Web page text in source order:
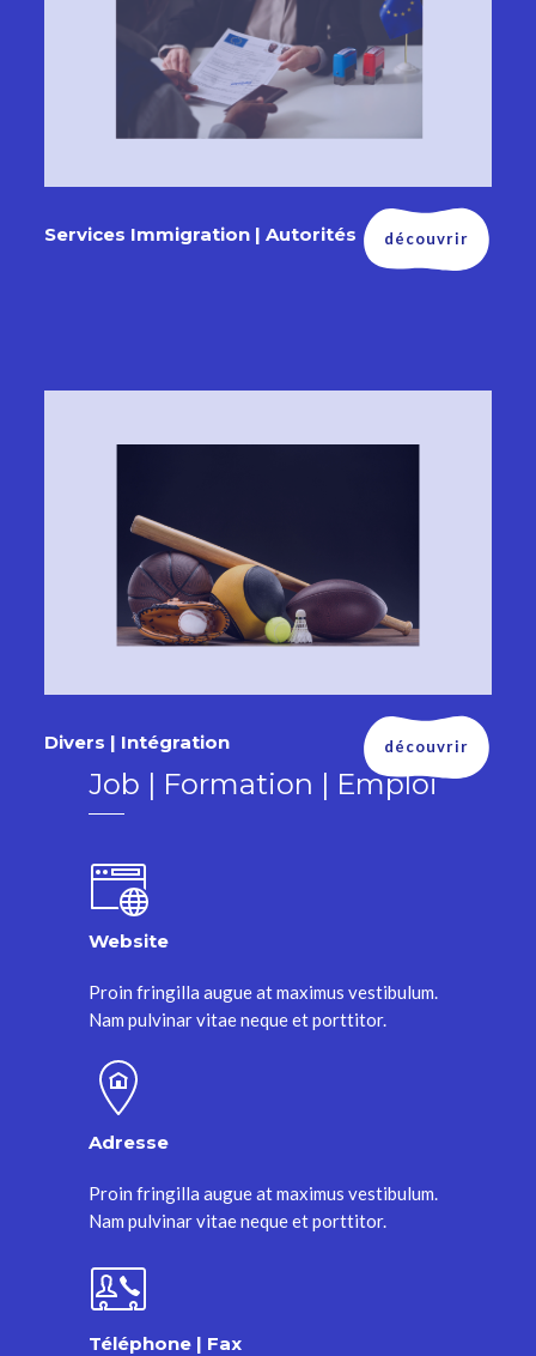
Services Immigration | Autorités découvrir
Divers | Intégration découvrir
Job | Formation | Emploi
Website
Proin fringilla augue at maximus vestibulum.
Nam pulvinar vitae neque et porttitor.
Adresse
Proin fringilla augue at maximus vestibulum.
Nam pulvinar vitae neque et porttitor.
Téléphone | Fax